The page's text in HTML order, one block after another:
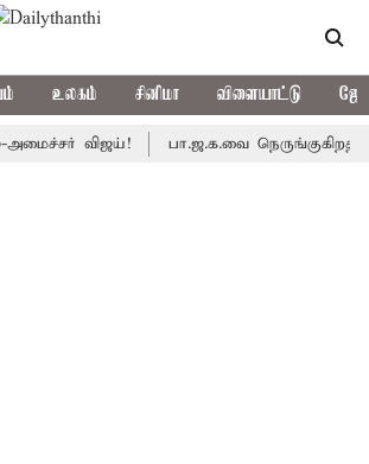
உலகம் சினிமா விளையாட்டு
விஜய்! பா.ஜ.க.வை நெருங்குகிறதா